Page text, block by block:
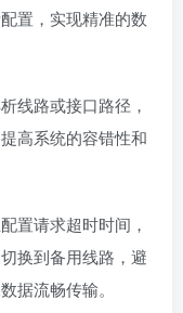
置，实现精准的数
线路或接口路径，
高系统的容错性和
置请求超时时间，
换到备用线路，避
据流畅传输。